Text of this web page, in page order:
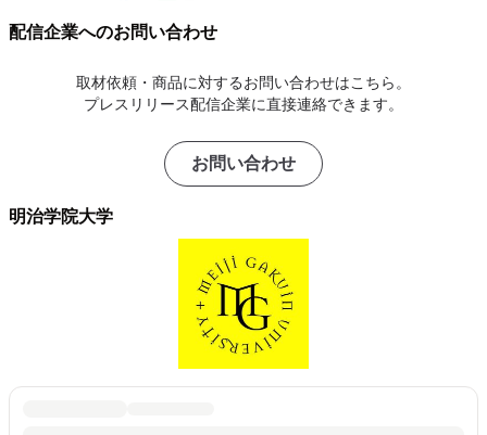
配信企業へのお問い合わせ
取材依頼・商品に対するお問い合わせはこちら。
プレスリリース配信企業に直接連絡できます。
お問い合わせ
明治学院大学